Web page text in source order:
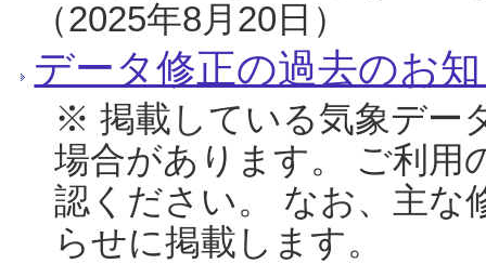
（2025年8月20日）
データ修正の過去のお
※ 掲載している気象デー
場合があります。 ご利用
認ください。 なお、主な
らせに掲載します。